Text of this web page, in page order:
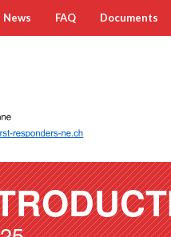
News FAQ Documents